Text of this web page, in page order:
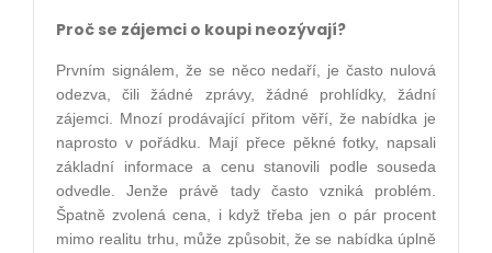
Proč se zájemci o koupi neozývají?
Prvním signálem, že se něco nedaří, je často nulová
odezva, čili žádné zprávy, žádné prohlídky, žádní
zájemci. Mnozí prodávající přitom věří, že nabídka je
naprosto v pořádku. Mají přece pěkné fotky, napsali
základní informace a cenu stanovili podle souseda
odvedle. Jenže právě tady často vzniká problém.
Špatně zvolená cena, i když třeba jen o pár procent
mimo realitu trhu, může způsobit, že se nabídka úplně